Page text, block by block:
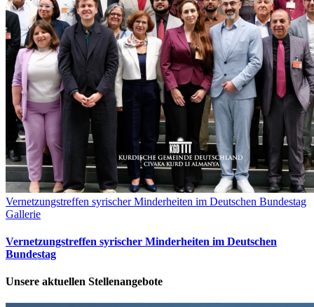
Vernetzungstreffen syrischer Minderheiten im Deutschen Bundestag
Gallerie
Vernetzungstreffen syrischer Minderheiten im Deutschen
Bundestag
Unsere aktuellen Stellenangebote